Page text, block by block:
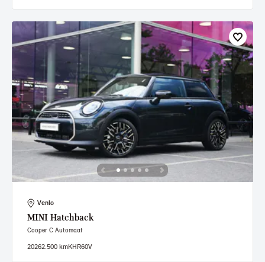
Venlo
MINI Hatchback
Cooper C Automaat
20262.500 kmKHR60V